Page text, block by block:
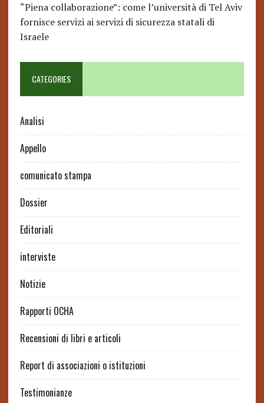
“Piena collaborazione”: come l’università di Tel Aviv
fornisce servizi ai servizi di sicurezza statali di
Israele
CATEGORIES
Analisi
Appello
comunicato stampa
Dossier
Editoriali
interviste
Notizie
Rapporti OCHA
Recensioni di libri e articoli
Report di associazioni o istituzioni
Testimonianze